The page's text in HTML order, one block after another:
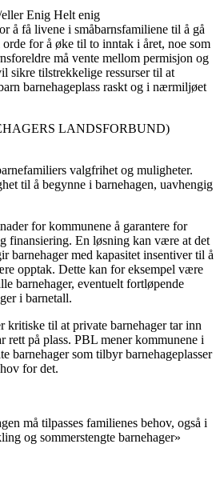
Enig Helt enig
å få livene i småbarnsfamiliene til å gå
for å øke til to inntak i året, noe som
må vente mellom permisjon og
sikre tilstrekkelige ressurser til at
barnehageplass raskt og i nærmiljøet
LANDSFORBUND)
valgfrihet og muligheter.
til å begynne i barnehagen, uavhengig
for kommunene å garantere for
finansiering. En løsning kan være at det
barnehager med kapasitet insentiver til å
opptak. Dette kan for eksempel være
barnehager, eventuelt fortløpende
i barnetall.
kritiske til at private barnehager tar inn
rett på plass. PBL mener kommunene i
barnehager som tilbyr barnehageplasser
for det.
må tilpasses familienes behov, også i
og sommerstengte barnehager»